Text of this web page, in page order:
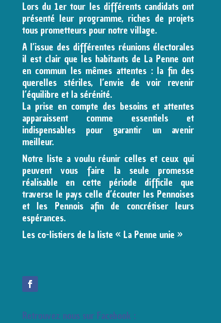
Lors du 1er tour les différents candidats ont
présenté leur programme, riches de projets
tous prometteurs pour notre village.
A l’issue des différentes réunions électorales
il est clair que les habitants de La Penne ont
en commun les mêmes attentes : la fin des
querelles stériles, l’envie de voir revenir
l’équilibre et la sérénité.
La prise en compte des besoins et attentes
apparaissent comme essentiels et
indispensables pour garantir un avenir
meilleur.
Notre liste a voulu réunir celles et ceux qui
peuvent vous faire la seule promesse
réalisable en cette période difficile que
traverse le pays celle d’écouter les Pennoises
et les Pennois afin de concrétiser leurs
espérances.
Les co-listiers de la liste « La Penne unie »
Retrouvez nous sur Facebook :